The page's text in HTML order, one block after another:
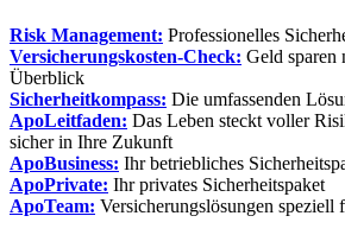
Risk Management: Professionelles
Versicherungskosten-Check: Geld sparen
Überblick
Sicherheitkompass: Die umfassenden
ApoLeitfaden: Das Leben steckt voller
sicher in Ihre Zukunft
ApoBusiness: Ihr betriebliches
ApoPrivate: Ihr privates Sicherheitspaket
ApoTeam: Versicherungslösungen speziell